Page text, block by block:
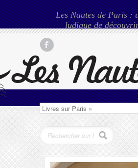
Les Nautes de Paris :
ludique de